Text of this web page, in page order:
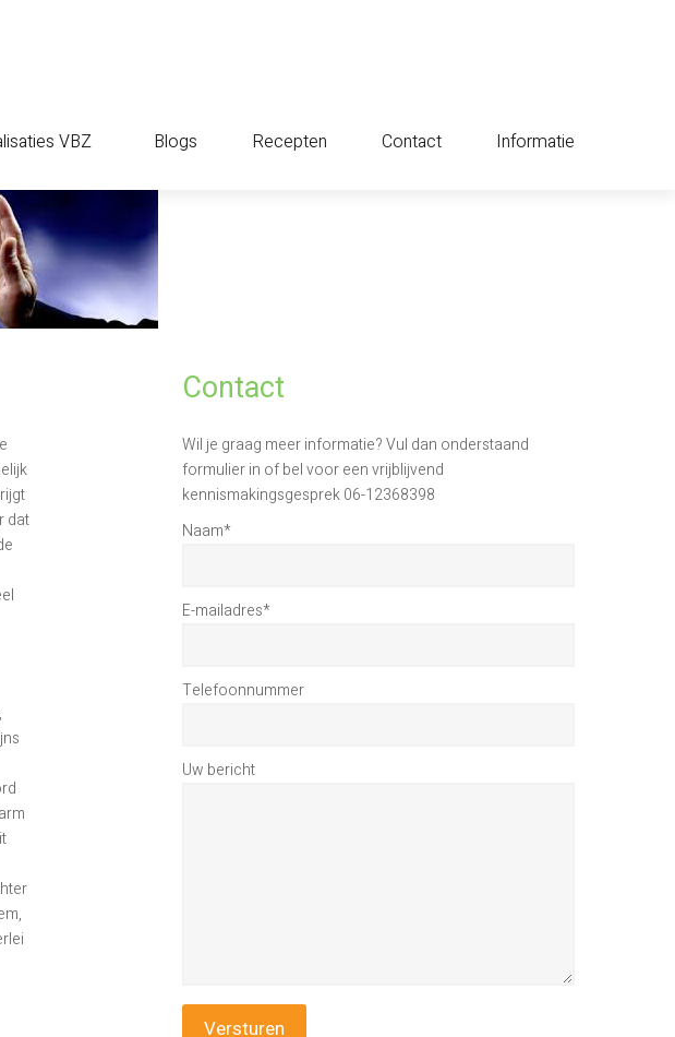
VBZ Blogs Recepten Contact Informatie
dat
Contact
Wil je graag meer informatie? Vul dan onderstaand
formulier in of bel voor een vrijblijvend
kennismakingsgesprek 06-12368398
Naam*
E-mailadres*
Telefoonnummer
Uw bericht